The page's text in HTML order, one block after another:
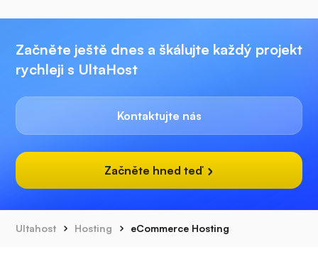
Začněte ještě dnes a škálujte každý projekt
rychleji s UltaHost
Kontaktujte nás
Začněte hned teď
Ultahost Hosting eCommerce Hosting